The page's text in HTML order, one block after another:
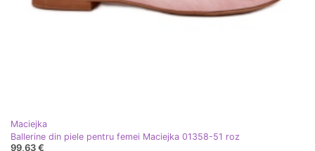
Maciejka
Ballerine din piele pentru femei Maciejka 01358-51 roz
99,63 €